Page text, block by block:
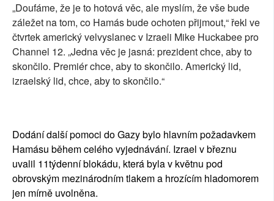
„Doufáme, že je to hotová věc, ale myslím, že vše bude
záležet na tom, co Hamás bude ochoten přijmout,“ řekl ve
čtvrtek americký velvyslanec v Izraeli Mike Huckabee pro
Channel 12. „Jedna věc je jasná: prezident chce, aby to
skončilo. Premiér chce, aby to skončilo. Americký lid,
izraelský lid, chce, aby to skončilo.“
Dodání další pomoci do Gazy bylo hlavním požadavkem
Hamásu během celého vyjednávání. Izrael v březnu
uvalil 11týdenní blokádu, která byla v květnu pod
obrovským mezinárodním tlakem a hrozícím hladomorem
jen mírně uvolněna.